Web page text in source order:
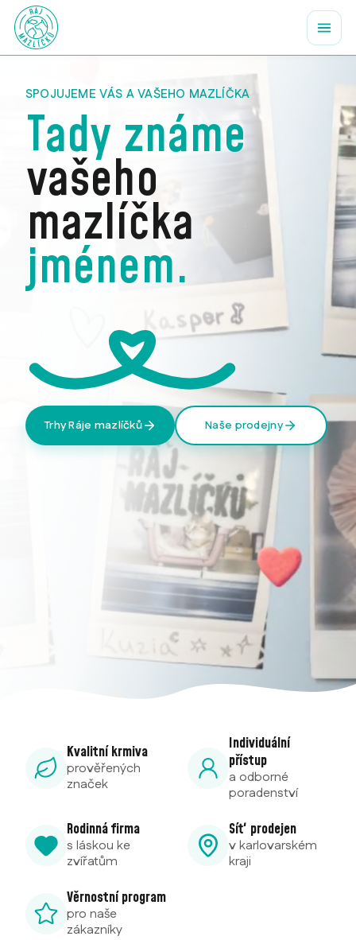
SPOJUJEME VÁS A VAŠEHO MAZLÍČKA
Tady známe
vašeho
mazlíčka
jménem.
Trhy Ráje mazlíčků Naše prodejny
Kvalitní krmiva
prověřených
značek
Individuální
přístup
a odborné
poradenství
Rodinná firma
s láskou ke
zvířatům
Síť prodejen
v karlovarském
kraji
Věrnostní program
pro naše
zákazníky